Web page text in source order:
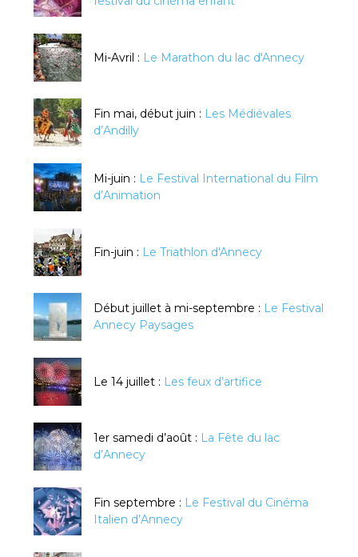
Mi-Avril : Le Marathon du lac d'Annecy
Fin mai, début juin : Les Médiévales
d’Andilly
Mi-juin : Le Festival International du Film
d’Animation
Fin-juin : Le Triathlon d'Annecy
Début juillet à mi-septembre : Le Festival
Annecy Paysages
Le 14 juillet : Les feux d’artifice
1er samedi d’août : La Fête du lac
d’Annecy
Fin septembre : Le Festival du Cinéma
Italien d’Annecy